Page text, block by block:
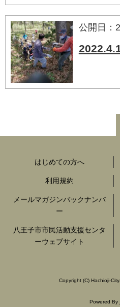
公開日：
はじめての方へ
利用規約
メールマガジンバックナンバ
ー
八王子市市民活動支援センタ
ーウェブサイト
Copyright (C) Hachioji-
Powered By